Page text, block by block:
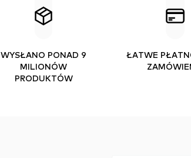
WYSŁANO PONAD 9
MILIONÓW
PRODUKTÓW
ŁATWE